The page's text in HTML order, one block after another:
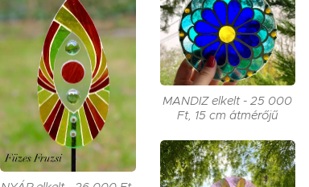
MANDIZ elkelt - 25 000
Ft, 15 cm átmérőjű